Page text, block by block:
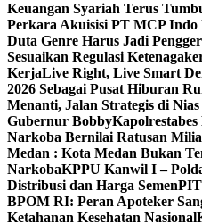
Keuangan Syariah Terus
Perkara Akuisisi PT MCP Indo
Duta Genre Harus Jadi
Sesuaikan Regulasi
KerjaLive Right, Live Smart
2026 Sebagai Pusat Hiburan
Menanti, Jalan Strategis di
Gubernur Bobby
Narkoba Bernilai Ratusan
Medan : Kota Medan Bukan
NarkobaKPPU Kanwil I –
Distribusi dan Harga Semen
BPOM RI: Peran Apoteker
Ketahanan Kesehatan Nasional